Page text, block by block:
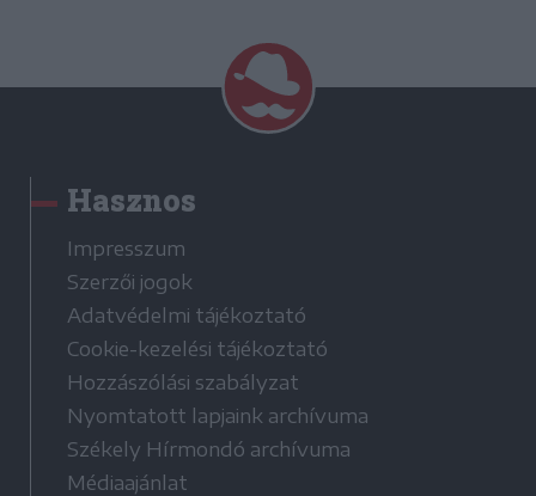
Hasznos
Impresszum
Szerzői jogok
Adatvédelmi tájékoztató
Cookie-kezelési tájékoztató
Hozzászólási szabályzat
Nyomtatott lapjaink archívuma
Székely Hírmondó archívuma
Médiaajánlat